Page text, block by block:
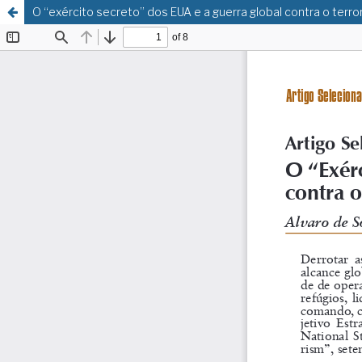
O “exército secreto” dos EUA e a guerra global contra o